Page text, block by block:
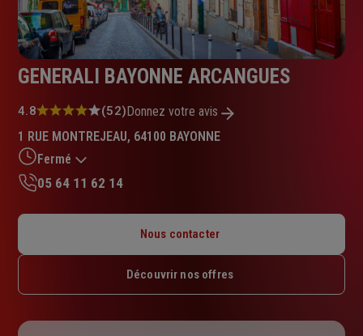
GENERALI BAYONNE ARCANGUES
Note
4.8
sur
5
étoiles
4.8 (52)Donnez votre avis
1 RUE MONTREJEAU, 64100 BAYONNE
Fermé
Mardi : 08h30 – 17h30
Jeudi : 08h30 – 17h30
Dimanche : Fermé
05 64 11 62 14
Nous contacter
Découvrir nos offres